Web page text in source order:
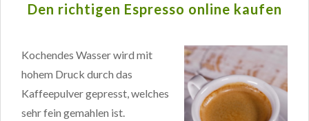
Den richtigen Espresso online kaufen
Kochendes Wasser wird mit
hohem Druck durch das
Kaffeepulver gepresst, welches
sehr fein gemahlen ist.